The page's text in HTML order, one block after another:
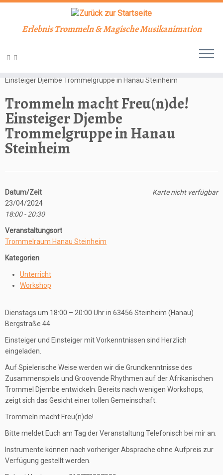
Zum
springen
Erlebnis Trommeln & Magische Musikanimation
Einsteiger Djembe Trommelgruppe in Hanau Steinheim
Trommeln macht Freu(n)de!
Einsteiger Djembe
Trommelgruppe in Hanau
Steinheim
Karte nicht verfügbar
Datum/Zeit
23/04/2024
18:00 - 20:30
Veranstaltungsort
Trommelraum Hanau Steinheim
Kategorien
Unterricht
Workshop
Dienstags um 18:00 – 20:00 Uhr in 63456 Steinheim (Hanau)
Bergstraße 44
Einsteiger und Einsteiger mit Vorkenntnissen sind Herzlich
eingeladen.
Auf Spielerische Weise werden wir die Grundkenntnisse des
Zusammenspiels und Groovende Rhythmen auf der Afrikanischen
Trommel Djembe entwickeln. Bereits nach wenigen Workshops,
zeigt sich das Gesicht einer tollen Gemeinschaft.
Trommeln macht Freu(n)de!
Bitte meldet Euch am Tag der Veranstaltung Telefonisch bei mir an.
Instrumente können nach vorheriger Absprache ohne Aufpreis zur
Verfügung gestellt werden.